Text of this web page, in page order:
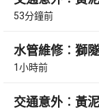
53分鐘前
水管維修︰獅
1小時前
交通意外︰黃